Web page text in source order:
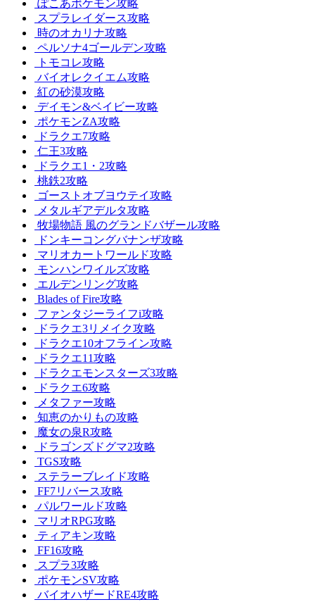
ぽこあポケモン攻略
スプラレイダース攻略
時のオカリナ攻略
ペルソナ4ゴールデン攻略
トモコレ攻略
バイオレクイエム攻略
紅の砂漠攻略
デイモン&ベイビー攻略
ポケモンZA攻略
ドラクエ7攻略
仁王3攻略
ドラクエ1・2攻略
桃鉄2攻略
ゴーストオブヨウテイ攻略
メタルギアデルタ攻略
牧場物語 風のグランドバザール攻略
ドンキーコングバナンザ攻略
マリオカートワールド攻略
モンハンワイルズ攻略
エルデンリング攻略
Blades of Fire攻略
ファンタジーライフi攻略
ドラクエ3リメイク攻略
ドラクエ10オフライン攻略
ドラクエ11攻略
ドラクエモンスターズ3攻略
ドラクエ6攻略
メタファー攻略
知恵のかりもの攻略
魔女の泉R攻略
ドラゴンズドグマ2攻略
TGS攻略
ステラーブレイド攻略
FF7リバース攻略
パルワールド攻略
マリオRPG攻略
ティアキン攻略
FF16攻略
スプラ3攻略
ポケモンSV攻略
バイオハザードRE4攻略